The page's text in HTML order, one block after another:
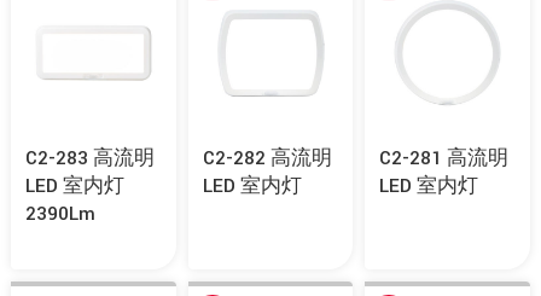
C2-283 高流明
LED 室内灯
2390Lm
C2-282 高流明
LED 室内灯
C2-281 高流明
LED 室内灯